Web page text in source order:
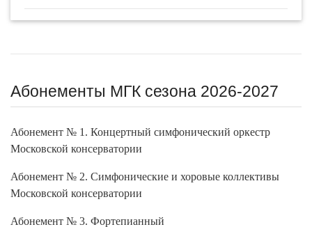
Абонементы МГК сезона 2026-2027
Абонемент № 1. Концертный симфонический оркестр
Московской консерватории
Абонемент № 2. Симфонические и хоровые коллективы
Московской консерватории
Абонемент № 3. Фортепианный